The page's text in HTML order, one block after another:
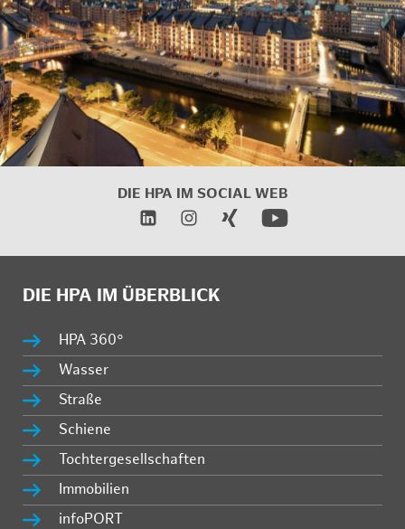
DIE HPA IM SOCIAL WEB
DIE HPA IM ÜBERBLICK
HPA 360°
Wasser
Straße
Schiene
Tochtergesellschaften
Immobilien
infoPORT